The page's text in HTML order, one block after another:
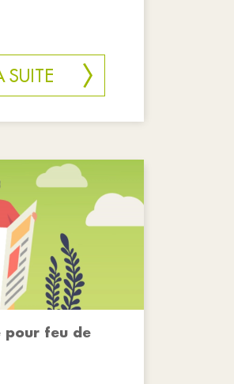
SUITE
pour feu de